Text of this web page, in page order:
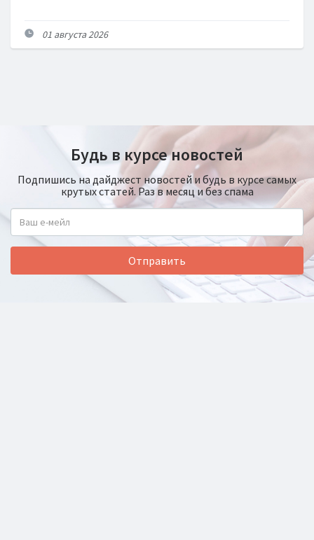
01 августа 2026
Будь в курсе новостей
Подпишись на дайджест новостей и будь в курсе самых
крутых статей. Раз в месяц и без спама
Отправить